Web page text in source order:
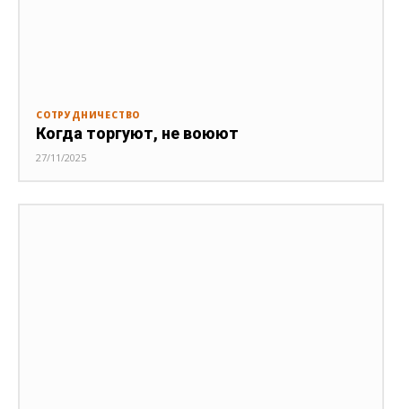
СОТРУДНИЧЕСТВО
Когда торгуют, не воюют
27/11/2025